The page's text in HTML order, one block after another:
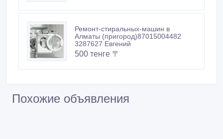
Ремонт-стиральных-машин в
Алматы (пригород)87015004482
3287627 Евгений
500 тенге 〒
Похожие объявления